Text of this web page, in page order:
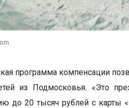
программа компенсации
из Подмосковья. «Это
до 20 тысяч рублей с карты